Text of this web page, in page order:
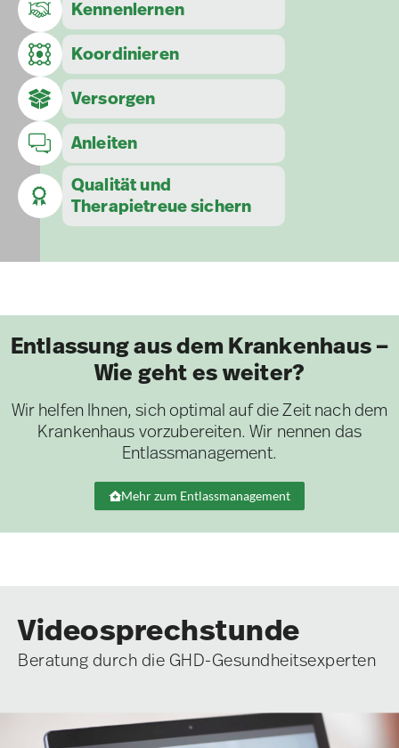
Kennenlernen
Koordinieren
Versorgen
Anleiten
Qualität und
Therapietreue sichern
Entlassung aus dem Krankenhaus –
Wie geht es weiter?
Wir helfen Ihnen, sich optimal auf die Zeit nach dem
Krankenhaus vorzubereiten. Wir nennen das
Entlassmanagement.
Mehr zum Entlassmanagement
Videosprechstunde
Beratung durch die GHD-Gesundheitsexperten